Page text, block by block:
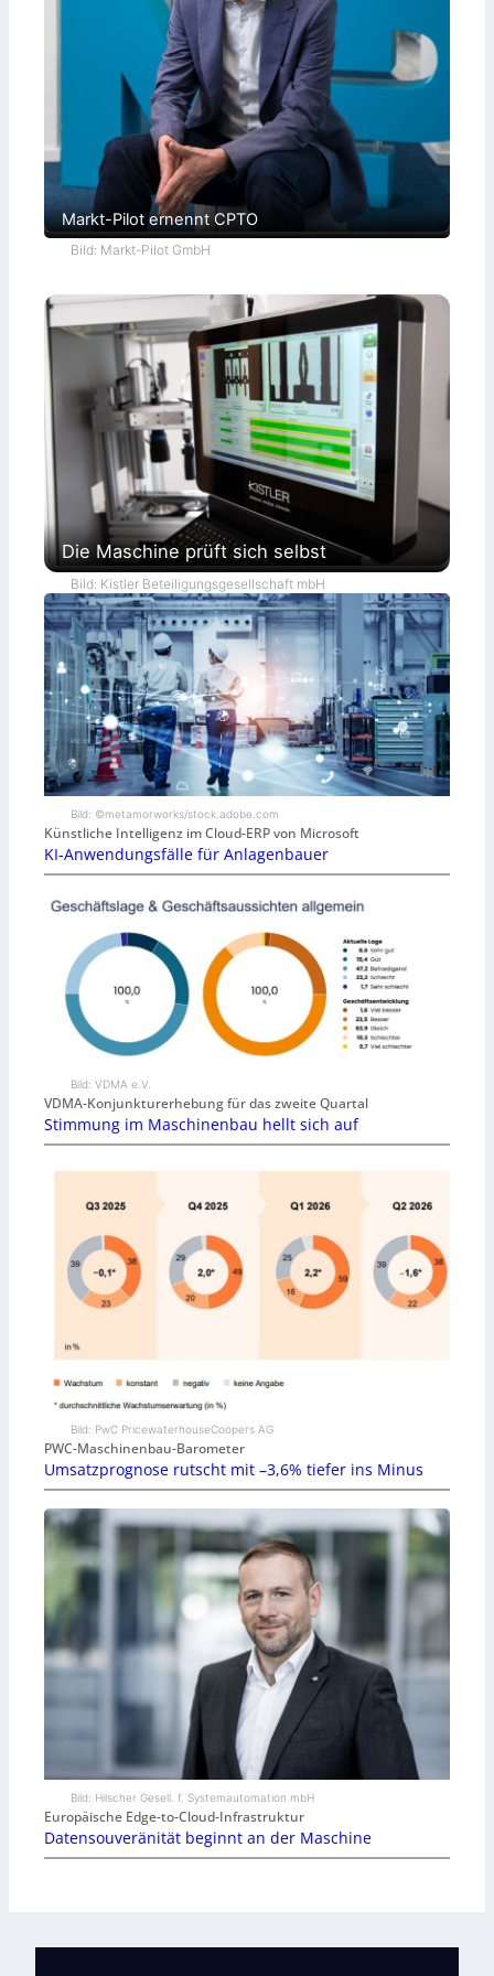
Markt-Pilot ernennt CPTO
Bild: Markt-Pilot GmbH
Die Maschine prüft sich selbst
Bild: Kistler Beteiligungsgesellschaft mbH
Bild: ©metamorworks/stock.adobe.com
Künstliche Intelligenz im Cloud-ERP von Microsoft
KI-Anwendungsfälle für Anlagenbauer
Bild: VDMA e.V.
VDMA-Konjunkturerhebung für das zweite Quartal
Stimmung im Maschinenbau hellt sich auf
Bild: PwC PricewaterhouseCoopers AG
PWC-Maschinenbau-Barometer
Umsatzprognose rutscht mit –3,6% tiefer ins Minus
Bild: Hilscher Gesell. f. Systemautomation mbH
Europäische Edge-to-Cloud-Infrastruktur
Datensouveränität beginnt an der Maschine